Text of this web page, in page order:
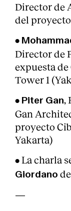
Director de
del
•
Director de
expuesta
Tower 1
• Piter Gan,
Gan
proyecto
Yakarta)
• La charla
Giordano
—